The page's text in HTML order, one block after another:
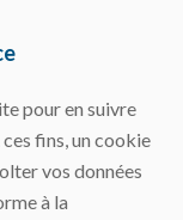
pour en suivre
fins, un cookie
vos données
à la